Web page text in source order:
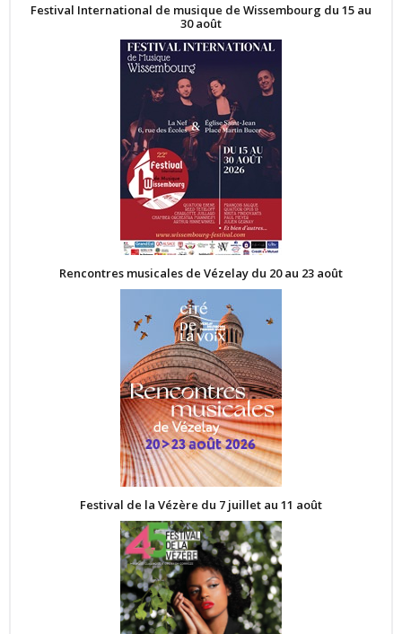
Festival International de musique de Wissembourg du 15 au
30 août
Rencontres musicales de Vézelay du 20 au 23 août
Festival de la Vézère du 7 juillet au 11 août